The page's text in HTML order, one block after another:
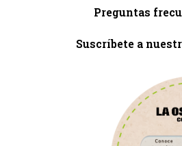
Preguntas
Suscríbete a